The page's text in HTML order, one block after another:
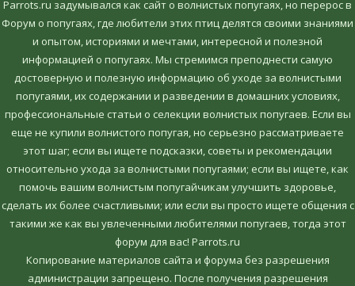
Parrots.ru задумывался как сайт о волнистых попугаях, но перерос в
Форум о попугаях, где любители этих птиц делятся своими знаниями
и опытом, историями и мечтами, интересной и полезной
информацией о попугаях. Мы стремимся преподнести самую
достоверную и полезную информацию об уходе за волнистыми
попугаями, их содержании и разведении в домашних условиях,
профессиональные статьи о селекции волнистых попугаев. Если вы
еще не купили волнистого попугая, но серьезно рассматриваете
этот шаг; если вы ищете подсказки, советы и рекомендации
относительно ухода за волнистыми попугаями; если вы ищете, как
помочь вашим волнистым попугайчикам улучшить здоровье,
сделать их более счастливыми; или если вы просто ищете общения с
такими же как вы увлеченными любителями попугаев, тогда этот
форум для вас! Parrots.ru
Копирование материалов сайта и форума без разрешения
администрации запрещено. После получения разрешения